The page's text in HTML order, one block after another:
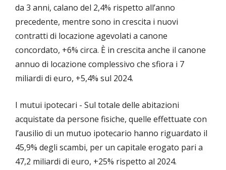
da 3 anni, calano del 2,4% rispetto all’anno
precedente, mentre sono in crescita i nuovi
contratti di locazione agevolati a canone
concordato, +6% circa. È in crescita anche il canone
annuo di locazione complessivo che sfiora i 7
miliardi di euro, +5,4% sul 2024.
I mutui ipotecari - Sul totale delle abitazioni
acquistate da persone fisiche, quelle effettuate con
l’ausilio di un mutuo ipotecario hanno riguardato il
45,9% degli scambi, per un capitale erogato pari a
47,2 miliardi di euro, +25% rispetto al 2024.